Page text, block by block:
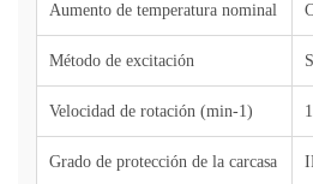
Aumento de temperatura nominal
Método de excitación
Velocidad de rotación (min-1)
Grado de protección de la carcasa